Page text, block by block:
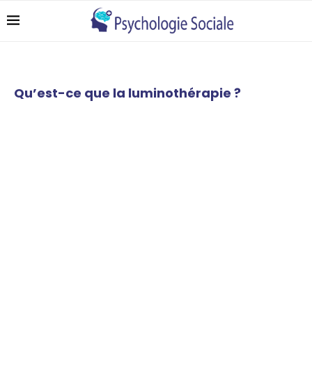
Qu’est-ce que la luminothérapie ?